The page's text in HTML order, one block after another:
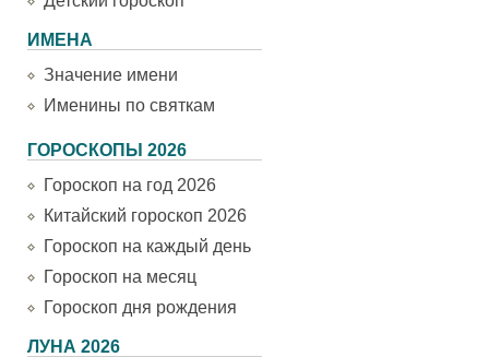
ИМЕНА
Значение имени
Именины по святкам
ГОРОСКОПЫ 2026
Гороскоп на год 2026
Китайский гороскоп 2026
Гороскоп на каждый день
Гороскоп на месяц
Гороскоп дня рождения
ЛУНА 2026